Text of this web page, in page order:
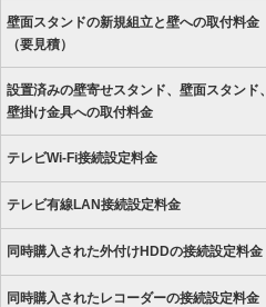
壁面スタンドの新規組立と壁への取付料金
（要見積）
設置済みの壁寄せスタンド、壁面スタンド、
壁掛け金具への取付料金
テレビWi-Fi接続設定料金
テレビ有線LAN接続設定料金
同時購入された外付けHDDの接続設定料金
同時購入されたレコーダーの接続設定料金